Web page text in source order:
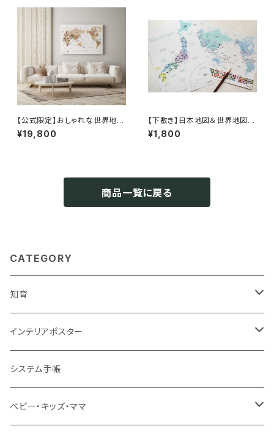
【公式限定】おしゃれな世界地図
キャンバス｜インテリア×知育ポ
スター 送料無料 旅行ピンマップ
¥19,800
【下敷き】日本地図＆世界地図
A4サイズ
¥1,800
商品一覧に戻る
CATEGORY
知育
知育ポスター
地図・国旗
言葉（ひらがな・カタカナ・英語）
知育下敷き
知育グッズ
インテリアポスター
A3サイズ
A4サイズ
システム手帳
ベビー・キッズ・ママ